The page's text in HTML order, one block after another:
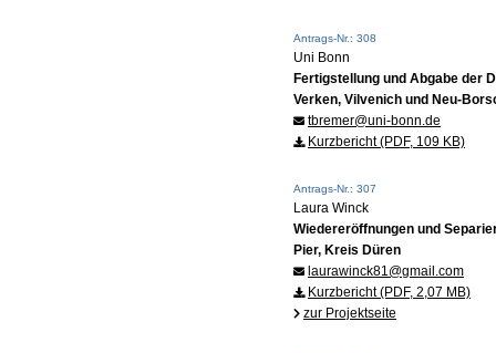
Antrags-Nr.: 308
Uni Bonn
Fertigstellung und Abgabe der
Verken, Vilvenich und Neu-
tbremer@uni-bonn.de
Kurzbericht (PDF, 109 KB)
Antrags-Nr.: 307
Laura Winck
Wiedereröffnungen und
Pier, Kreis Düren
laurawinck81@gmail.com
Kurzbericht (PDF, 2,07 MB)
zur Projektseite